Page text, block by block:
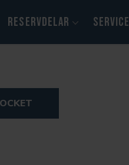
RESERVDELAR SERVICE